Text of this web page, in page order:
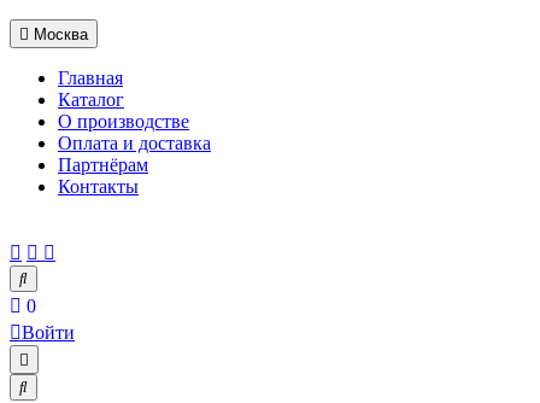
Москва
Главная
Каталог
О производстве
Оплата и доставка
Партнёрам
Контакты
0
Войти